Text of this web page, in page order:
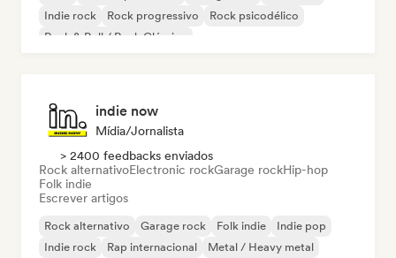
Indie rock
Rock progressivo
Rock psicodélico
Rock & Roll / Rock Clássico
indie now
Mídia/Jornalista
> 2400 feedbacks enviados
Rock alternativoElectronic rockGarage rockHip-hop
Folk indie
Escrever artigos
Rock alternativo Garage rock Folk indie
Indie pop
Indie rock
Rap internacional
Metal / Heavy metal